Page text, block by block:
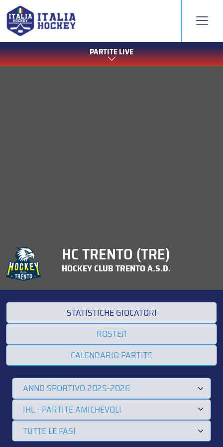
PARTITE LIVE
HC TRENTO (TRE)
HOCKEY CLUB TRENTO A.S.D.
STATISTICHE GIOCATORI
ROSTER
CALENDARIO PARTITE